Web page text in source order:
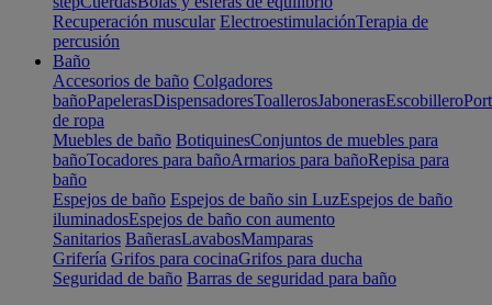
Recuperación muscular ElectroestimulaciónTerapia de
percusión
Baño
Accesorios de baño Colgadores
bañoPapelerasDispensadoresToallerosJabonerasEscobillero
de ropa
Muebles de baño BotiquinesConjuntos de muebles para
bañoTocadores para bañoArmarios para bañoRepisa para
baño
Espejos de baño Espejos de baño sin LuzEspejos de baño
iluminadosEspejos de baño con aumento
Sanitarios BañerasLavabosMamparas
Grifería Grifos para cocinaGrifos para ducha
Seguridad de baño Barras de seguridad para baño